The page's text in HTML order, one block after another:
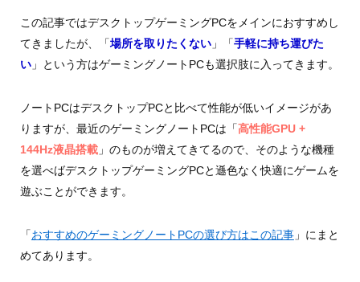
この記事ではデスクトップゲーミングPCをメインにおすすめし
てきましたが、「場所を取りたくない」「手軽に持ち運びた
い」という方はゲーミングノートPCも選択肢に入ってきます。
ノートPCはデスクトップPCと比べて性能が低いイメージがあ
りますが、最近のゲーミングノートPCは「高性能GPU +
144Hz液晶搭載」のものが増えてきてるので、そのような機種
を選べばデスクトップゲーミングPCと遜色なく快適にゲームを
遊ぶことができます。
「おすすめのゲーミングノートPCの選び方はこの記事」にまと
めてあります。